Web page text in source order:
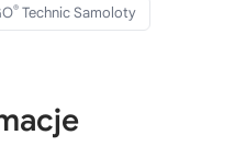
® Technic Samoloty